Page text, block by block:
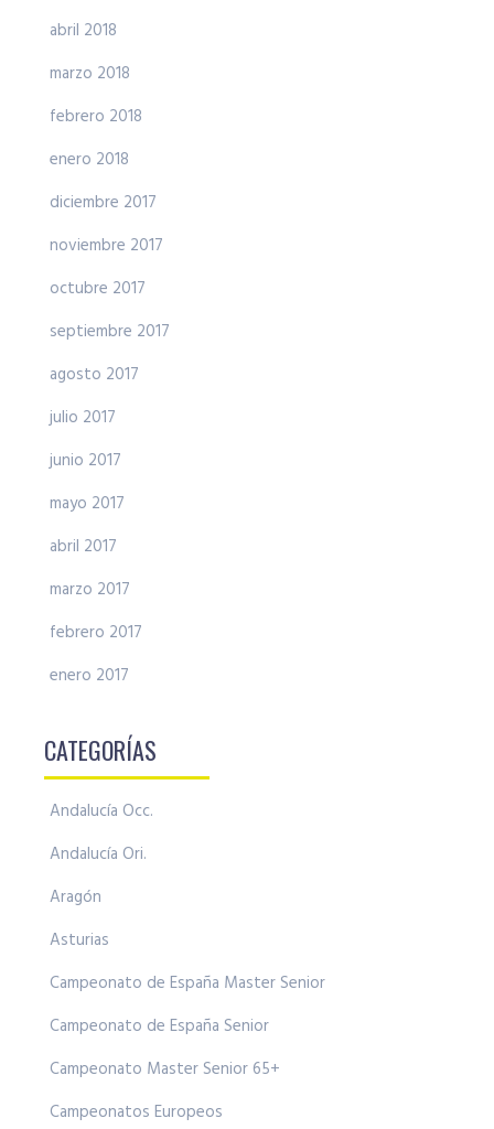
abril 2018
marzo 2018
febrero 2018
enero 2018
diciembre 2017
noviembre 2017
octubre 2017
septiembre 2017
agosto 2017
julio 2017
junio 2017
mayo 2017
abril 2017
marzo 2017
febrero 2017
enero 2017
CATEGORÍAS
Andalucía Occ.
Andalucía Ori.
Aragón
Asturias
Campeonato de España Master Senior
Campeonato de España Senior
Campeonato Master Senior 65+
Campeonatos Europeos